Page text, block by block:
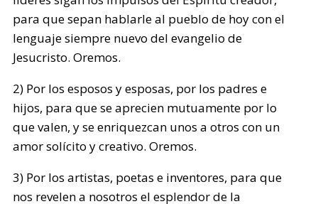
para que sepan hablarle al pueblo de hoy con el
lenguaje siempre nuevo del evangelio de
Jesucristo. Oremos.
2) Por los esposos y esposas, por los padres e
hijos, para que se aprecien mutuamente por lo
que valen, y se enriquezcan unos a otros con un
amor solícito y creativo. Oremos.
3) Por los artistas, poetas e inventores, para que
nos revelen a nosotros el esplendor de la